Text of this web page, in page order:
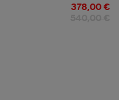
378,00 €